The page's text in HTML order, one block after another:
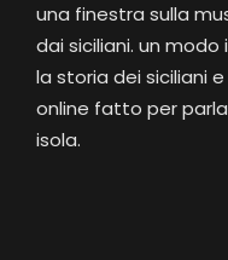
una finestra sulla
dai siciliani. un
la storia dei siciliani
online fatto per
isola.